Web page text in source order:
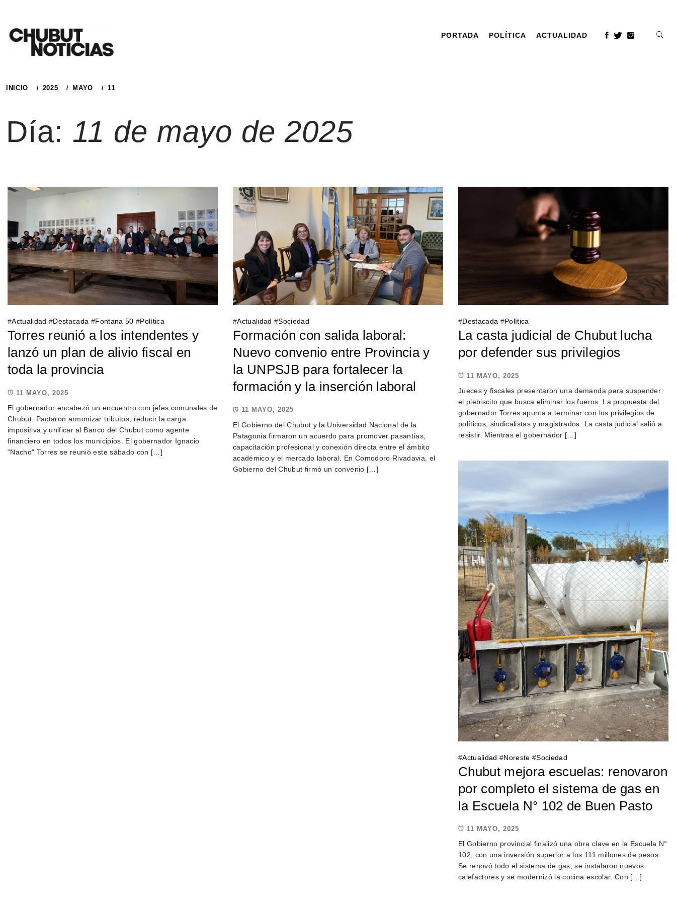
contenido
PORTADA POLÍTICA ACTUALIDAD
INICIO 2025 MAYO 11
Día: 11 de mayo de 2025
#Actualidad #Destacada #Fontana 50 #Política
Torres reunió a los intendentes y
lanzó un plan de alivio fiscal en
toda la provincia
11 MAYO, 2025
El gobernador encabezó un encuentro con jefes comunales de
Chubut. Pactaron armonizar tributos, reducir la carga
impositiva y unificar al Banco del Chubut como agente
financiero en todos los municipios. El gobernador Ignacio
“Nacho” Torres se reunió este sábado con […]
#Actualidad #Sociedad
Formación con salida laboral:
Nuevo convenio entre Provincia y
la UNPSJB para fortalecer la
formación y la inserción laboral
11 MAYO, 2025
El Gobierno del Chubut y la Universidad Nacional de la
Patagonia firmaron un acuerdo para promover pasantías,
capacitación profesional y conexión directa entre el ámbito
académico y el mercado laboral. En Comodoro Rivadavia, el
Gobierno del Chubut firmó un convenio […]
#Destacada #Política
La casta judicial de Chubut lucha
por defender sus privilegios
11 MAYO, 2025
Jueces y fiscales presentaron una demanda para suspender
el plebiscito que busca eliminar los fueros. La propuesta del
gobernador Torres apunta a terminar con los privilegios de
políticos, sindicalistas y magistrados. La casta judicial salió a
resistir. Mientras el gobernador […]
#Actualidad #Noreste #Sociedad
Chubut mejora escuelas: renovaron
por completo el sistema de gas en
la Escuela N° 102 de Buen Pasto
11 MAYO, 2025
El Gobierno provincial finalizó una obra clave en la Escuela N°
102, con una inversión superior a los 111 millones de pesos.
Se renovó todo el sistema de gas, se instalaron nuevos
calefactores y se modernizó la cocina escolar. Con […]